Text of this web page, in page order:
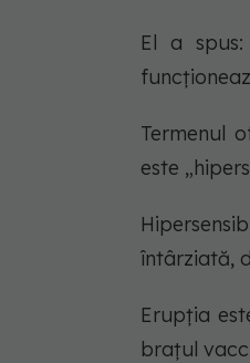
El a
Termenul
este
întârziată,
Erupția
brațul